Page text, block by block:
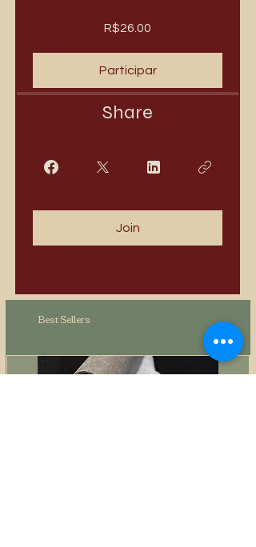
R$26.00
Participar
Share
Join
Best Sellers